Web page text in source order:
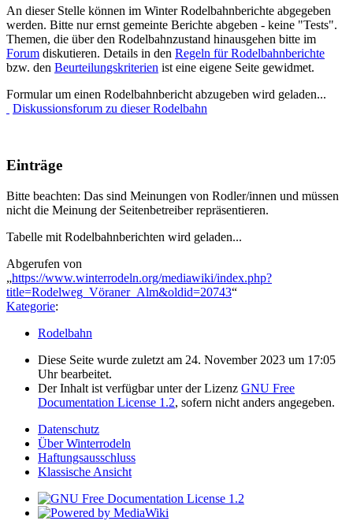
An dieser Stelle können im Winter Rodelbahnberichte abgegeben
werden. Bitte nur ernst gemeinte Berichte abgeben - keine "Tests".
Themen, die über den Rodelbahnzustand hinausgehen bitte im
Forum diskutieren. Details in den Regeln für Rodelbahnberichte
bzw. den Beurteilungskriterien ist eine eigene Seite gewidmet.
Formular um einen Rodelbahnbericht abzugeben wird geladen...
Diskussionsforum zu dieser Rodelbahn
Einträge
Bitte beachten: Das sind Meinungen von Rodler/innen und müssen
nicht die Meinung der Seitenbetreiber repräsentieren.
Tabelle mit Rodelbahnberichten wird geladen...
Abgerufen von
„https://www.winterrodeln.org/mediawiki/index.php?
title=Rodelweg_Vöraner_Alm&oldid=20743“
Kategorie:
Rodelbahn
Diese Seite wurde zuletzt am 24. November 2023 um 17:05
Uhr bearbeitet.
Der Inhalt ist verfügbar unter der Lizenz GNU Free
Documentation License 1.2, sofern nicht anders angegeben.
Datenschutz
Über Winterrodeln
Haftungsausschluss
Klassische Ansicht